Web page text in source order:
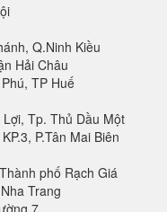
Q.Ninh Kiều
Hải Châu
TP Huế
Tp. Thủ Dầu Một
P.Tân Mai Biên
phố Rạch Giá
Trang
7